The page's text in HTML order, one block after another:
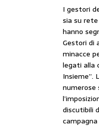
CARBURANTI.I gestori
sia su
hanno
Gestori di
minacce
legati alla
Insieme”.
numerose
discutibili